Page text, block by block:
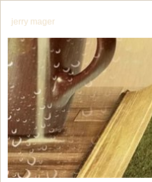
jerry mager